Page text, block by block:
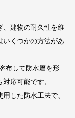
、建物の耐久性を維
いくつかの方法があ
布して防水層を形
応可能です。
した防水工法で、